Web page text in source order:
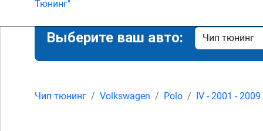
Выберите ваш авто:
Чип тюнинг Volkswagen Polo IV - 2001 - 2009